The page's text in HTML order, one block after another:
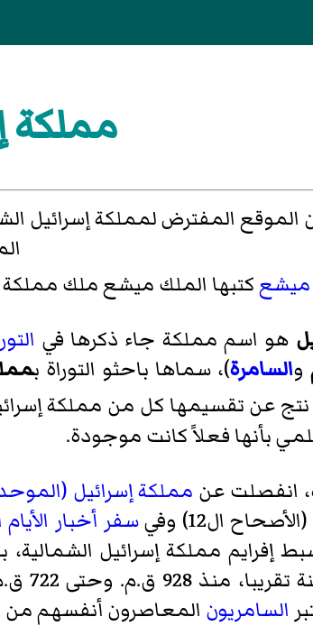
مملكة
الموقع المفترض لمملكة إسرائيل
كتبها الملك ميشع ملك مملكة
هو اسم مملكة جاء ذكرها في
والسامرة)، سماها باحثو التوراة ب
نتج عن تقسيمها كل من مملكة
بأنها فعلاً كانت موجودة.
انفصلت عن مملكة إسرائيل
(الأصحاح ال12) وفي سفر أخبار الأيام
إفرايم مملكة إسرائيل الشمالية،
السامريون المعاصرون أنفسهم من